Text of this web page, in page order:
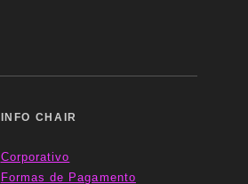
INFO CHAIR
Corporativo
Formasde Pagamento